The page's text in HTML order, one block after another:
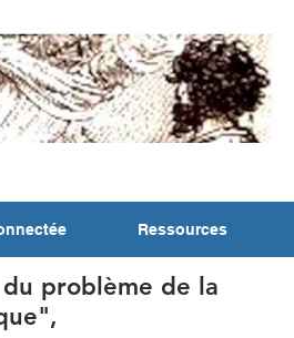
Ressources
problème de la